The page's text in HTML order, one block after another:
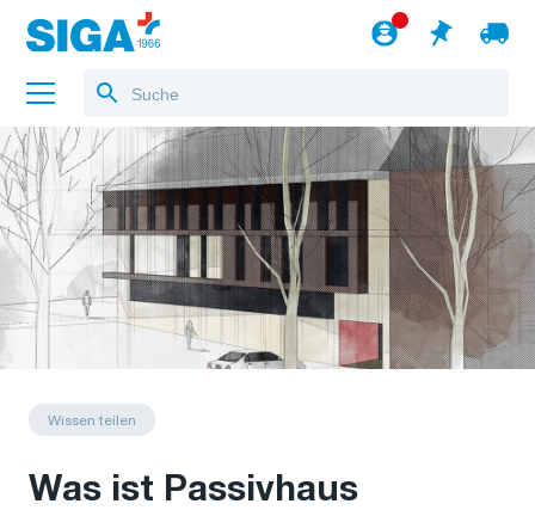
Über uns
Referenzen
Jobs
Wissen teilen
Was ist Passivhaus